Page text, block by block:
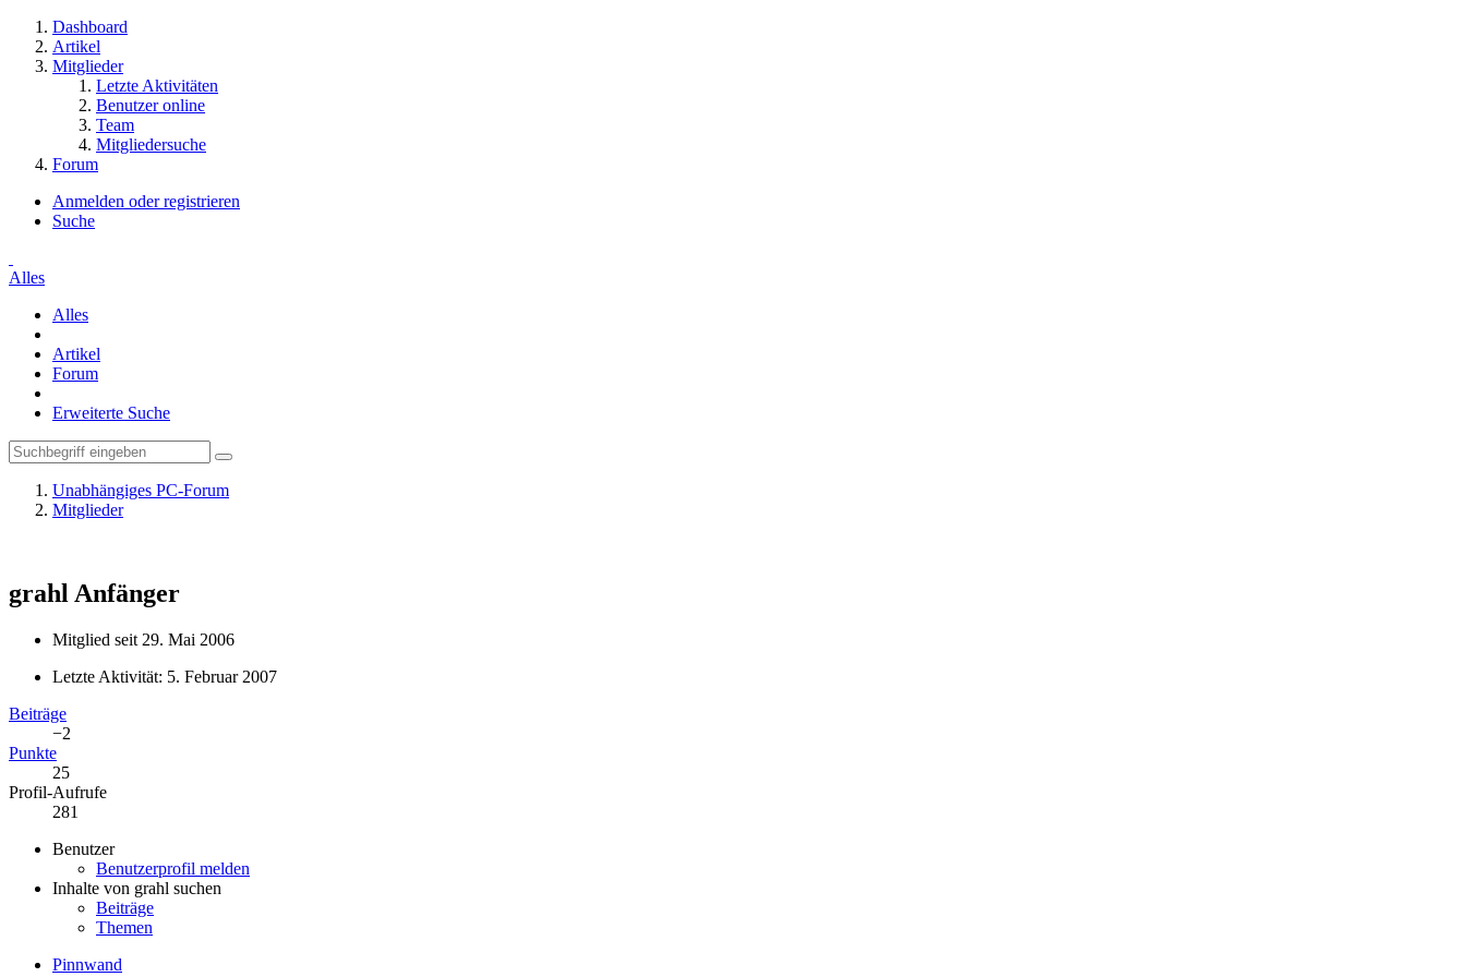
Dashboard
Artikel
Mitglieder
Letzte Aktivitäten
Benutzer online
Team
Mitgliedersuche
Forum
Anmelden oder registrieren
Suche
Alles
Alles
Artikel
Forum
Erweiterte Suche
Unabhängiges PC-Forum
Mitglieder
grahl Anfänger
Mitglied seit 29. Mai 2006
Letzte Aktivität: 5. Februar 2007
Beiträge
−2
Punkte
25
Profil-Aufrufe
281
Benutzer
Benutzerprofil melden
Inhalte von grahl suchen
Beiträge
Themen
Pinnwand